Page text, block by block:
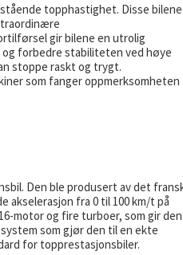
topphastighet. Disse
gir bilene en utrolig
forbedre stabiliteten ved høye
stoppe raskt og trygt.
som fanger oppmerksomheten
Den ble produsert av det
akselerasjon fra 0 til 100 km/t på
motor og fire turboer, som gir den
som gjør den til en ekte
for topprestasjonsbiler.